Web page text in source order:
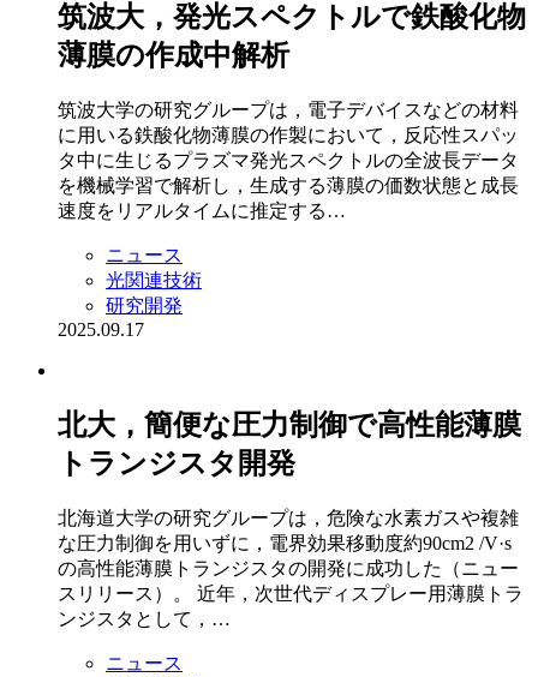
筑波大，発光スペクトルで鉄酸化物
薄膜の作成中解析
筑波大学の研究グループは，電子デバイスなどの材料
に用いる鉄酸化物薄膜の作製において，反応性スパッ
タ中に生じるプラズマ発光スペクトルの全波長データ
を機械学習で解析し，生成する薄膜の価数状態と成長
速度をリアルタイムに推定する…
ニュース
光関連技術
研究開発
2025.09.17
北大，簡便な圧力制御で高性能薄膜
トランジスタ開発
北海道大学の研究グループは，危険な水素ガスや複雑
な圧力制御を用いずに，電界効果移動度約90cm2 /V·s
の高性能薄膜トランジスタの開発に成功した（ニュー
スリリース）。 近年，次世代ディスプレー用薄膜トラ
ンジスタとして，…
ニュース